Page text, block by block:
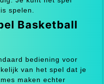
spelen.
Basketball
bediening voor
van het spel dat je
maken echter